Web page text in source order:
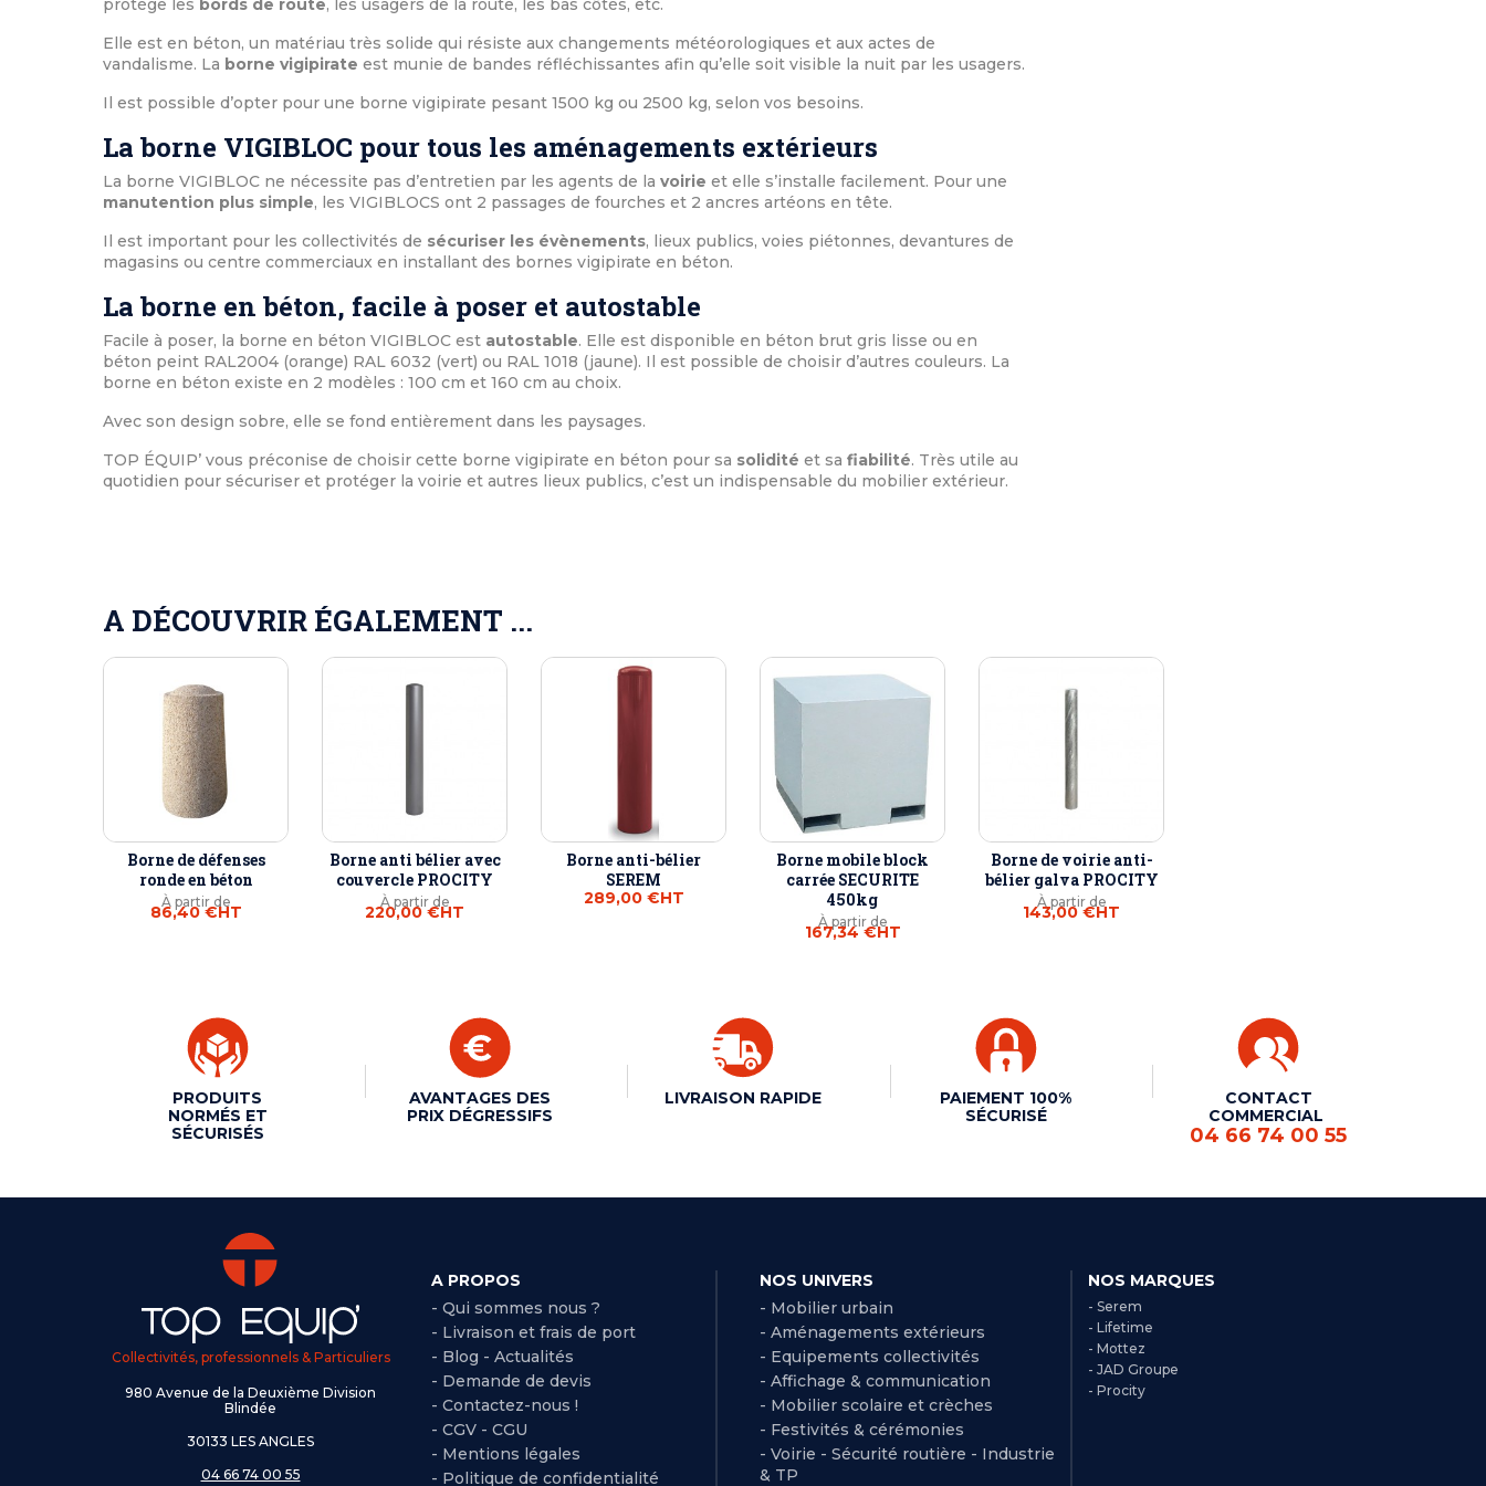
Elle est en béton, un matériau très solide qui résiste aux changements météorologiques et aux actes de
vandalisme. La borne vigipirate est munie de bandes réfléchissantes afin qu’elle soit visible la nuit par les usagers.
Il est possible d’opter pour une borne vigipirate pesant 1500 kg ou 2500 kg, selon vos besoins.
La borne VIGIBLOC pour tous les aménagements extérieurs
La borne VIGIBLOC ne nécessite pas d’entretien par les agents de la voirie et elle s’installe facilement. Pour une
manutention plus simple, les VIGIBLOCS ont 2 passages de fourches et 2 ancres artéons en tête.
Il est important pour les collectivités de sécuriser les évènements, lieux publics, voies piétonnes, devantures de
magasins ou centre commerciaux en installant des bornes vigipirate en béton.
La borne en béton, facile à poser et autostable
Facile à poser, la borne en béton VIGIBLOC est autostable. Elle est disponible en béton brut gris lisse ou en
béton peint RAL2004 (orange) RAL 6032 (vert) ou RAL 1018 (jaune). Il est possible de choisir d’autres couleurs. La
borne en béton existe en 2 modèles : 100 cm et 160 cm au choix.
Avec son design sobre, elle se fond entièrement dans les paysages.
TOP ÉQUIP’ vous préconise de choisir cette borne vigipirate en béton pour sa solidité et sa fiabilité. Très utile au
quotidien pour sécuriser et protéger la voirie et autres lieux publics, c’est un indispensable du mobilier extérieur.
A DÉCOUVRIR ÉGALEMENT ...
Borne de défenses
ronde en béton
À partir de
86,40 €HT
Borne anti bélier avec
couvercle PROCITY
À partir de
220,00 €HT
Borne anti-bélier
SEREM
289,00 €HT
Borne mobile block
carrée SECURITE
450kg
À partir de
167,34 €HT
Borne de voirie anti-
bélier galva PROCITY
À partir de
143,00 €HT
PRODUITS
NORMÉS ET
SÉCURISÉS
AVANTAGES DES
PRIX DÉGRESSIFS
LIVRAISON RAPIDE
PAIEMENT 100%
SÉCURISÉ
CONTACT
COMMERCIAL
04 66 74 00 55
Collectivités, professionnels & Particuliers
980 Avenue de la Deuxième Division
Blindée
30133 LES ANGLES
04 66 74 00 55
A PROPOS
- Qui sommes nous ?
- Livraison et frais de port
- Blog - Actualités
- Demande de devis
- Contactez-nous !
- CGV - CGU
- Mentions légales
- Politique de confidentialité
NOS UNIVERS
- Mobilier urbain
- Aménagements extérieurs
- Equipements collectivités
- Affichage & communication
- Mobilier scolaire et crèches
- Festivités & cérémonies
- Voirie - Sécurité routière - Industrie
& TP
NOS MARQUES
- Serem
- Lifetime
- Mottez
- JAD Groupe
- Procity